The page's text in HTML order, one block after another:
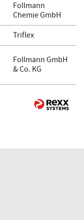
Follmann
Chemie GmbH
Triflex
Follmann GmbH
& Co. KG